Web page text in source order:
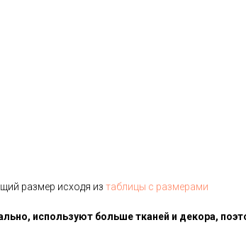
размер исходя из таблицы с размерами
используют больше тканей и декора,